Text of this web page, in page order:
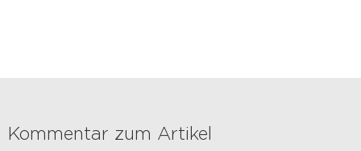
Kommentar zum Artikel